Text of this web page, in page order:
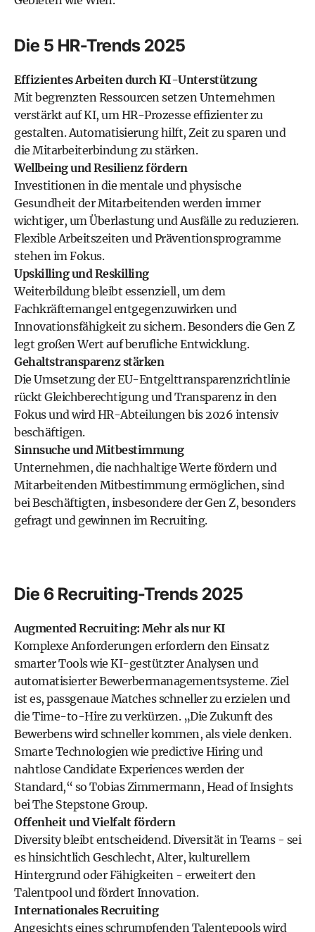
Die 5 HR-Trends 2025
Effizientes Arbeiten durch KI-Unterstützung
Mit begrenzten Ressourcen setzen Unternehmen
verstärkt auf KI, um HR-Prozesse effizienter zu
gestalten. Automatisierung hilft, Zeit zu sparen und
die Mitarbeiterbindung zu stärken.
Wellbeing und Resilienz fördern
Investitionen in die mentale und physische
Gesundheit der Mitarbeitenden werden immer
wichtiger, um Überlastung und Ausfälle zu reduzieren.
Flexible Arbeitszeiten und Präventionsprogramme
stehen im Fokus.
Upskilling und Reskilling
Weiterbildung bleibt essenziell, um dem
Fachkräftemangel entgegenzuwirken und
Innovationsfähigkeit zu sichern. Besonders die Gen Z
legt großen Wert auf berufliche Entwicklung.
Gehaltstransparenz stärken
Die Umsetzung der EU-Entgelttransparenzrichtlinie
rückt Gleichberechtigung und Transparenz in den
Fokus und wird HR-Abteilungen bis 2026 intensiv
beschäftigen.
Sinnsuche und Mitbestimmung
Unternehmen, die nachhaltige Werte fördern und
Mitarbeitenden Mitbestimmung ermöglichen, sind
bei Beschäftigten, insbesondere der Gen Z, besonders
gefragt und gewinnen im Recruiting.
Die 6 Recruiting-Trends 2025
Augmented Recruiting: Mehr als nur KI
Komplexe Anforderungen erfordern den Einsatz
smarter Tools wie KI-gestützter Analysen und
automatisierter Bewerbermanagementsysteme. Ziel
ist es, passgenaue Matches schneller zu erzielen und
die Time-to-Hire zu verkürzen. „Die Zukunft des
Bewerbens wird schneller kommen, als viele denken.
Smarte Technologien wie predictive Hiring und
nahtlose Candidate Experiences werden der
Standard,“ so Tobias Zimmermann, Head of Insights
bei The Stepstone Group.
Offenheit und Vielfalt fördern
Diversity bleibt entscheidend. Diversität in Teams - sei
es hinsichtlich Geschlecht, Alter, kulturellem
Hintergrund oder Fähigkeiten - erweitert den
Talentpool und fördert Innovation.
Internationales Recruiting
Angesichts eines schrumpfenden Talentepools wird